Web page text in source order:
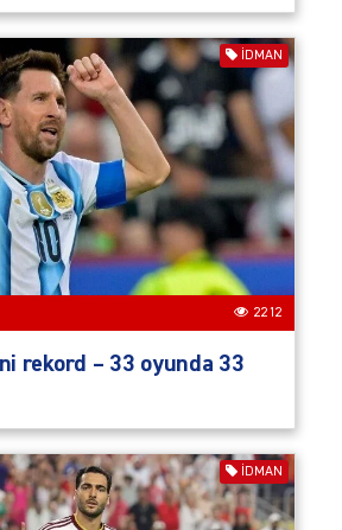
İDMAN
2212
rekord – 33 oyunda 33
İDMAN